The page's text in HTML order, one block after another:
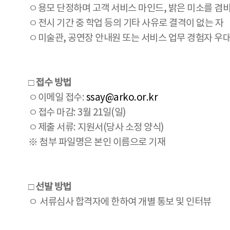
ㅇ용모 단정하며 고객 서비스 마인드, 밝은 미소를 겸
ㅇ전시 기간 중 학업 등의 기타 사유로 결격이 없는 자
ㅇ미술관, 공연장 안내원 또는 서비스 업무 경험자 우대
□ 접수 방법
ㅇ이메일 접수: ssay@arko.or.kr
ㅇ접수 마감: 3월 21일(일)
ㅇ제출 서류: 지원서(당사 소정 양식)
※ 첨부 파일명은 본인 이름으로 기재
□ 선발 방법
ㅇ 서류심사 합격자에 한하여 개별 통보 및 인터뷰